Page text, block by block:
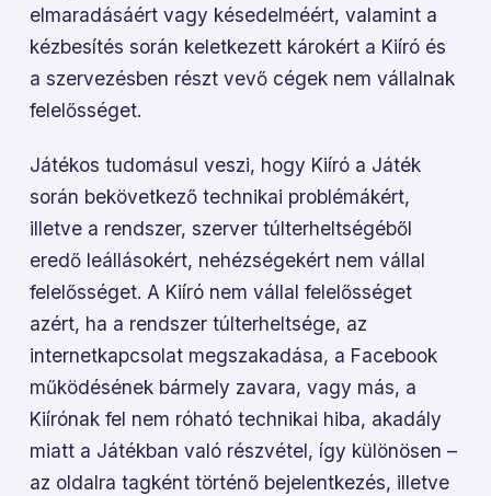
elmaradásáért vagy késedelméért, valamint a
kézbesítés során keletkezett károkért a Kiíró és
a szervezésben részt vevő cégek nem vállalnak
felelősséget.
Játékos tudomásul veszi, hogy Kiíró a Játék
során bekövetkező technikai problémákért,
illetve a rendszer, szerver túlterheltségéből
eredő leállásokért, nehézségekért nem vállal
felelősséget. A Kiíró nem vállal felelősséget
azért, ha a rendszer túlterheltsége, az
internetkapcsolat megszakadása, a Facebook
működésének bármely zavara, vagy más, a
Kiírónak fel nem róható technikai hiba, akadály
miatt a Játékban való részvétel, így különösen –
az oldalra tagként történő bejelentkezés, illetve